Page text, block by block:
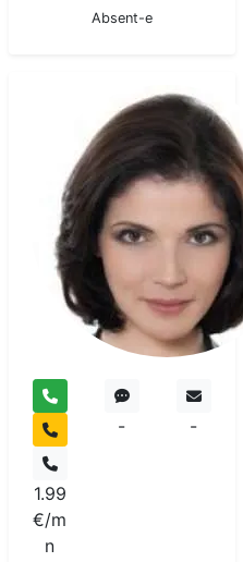
Absent-e
1.99
€/m
n
- -